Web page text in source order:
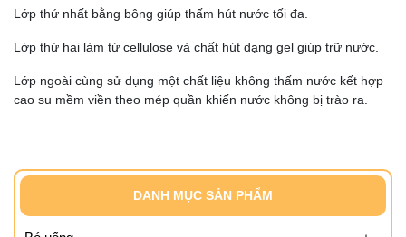
Lớp thứ nhất bằng bông giúp thấm hút nước tối đa.
Lớp thứ hai làm từ cellulose và chất hút dạng gel giúp trữ nước.
Lớp ngoài cùng sử dụng một chất liệu không thấm nước kết hợp
cao su mềm viền theo mép quần khiến nước không bị trào ra.
DANH MỤC SẢN PHẨM